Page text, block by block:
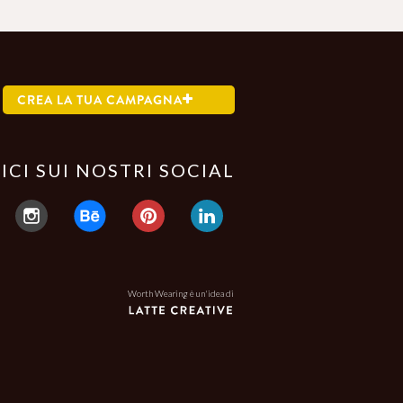
CREA LA TUA CAMPAGNA
SUI NOSTRI SOCIAL
Worth Wearing è un'idea di